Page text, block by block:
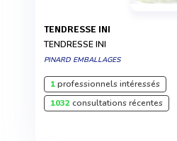
TENDRESSE INI
TENDRESSE INI
PINARD EMBALLAGES
1professionnels intéressés
1032consultations récentes